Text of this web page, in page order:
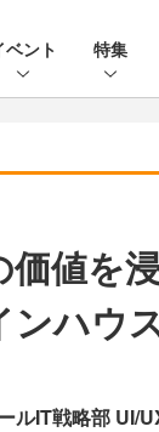
ベント 特集
値を
ハウ
ルIT戦略部 UI/